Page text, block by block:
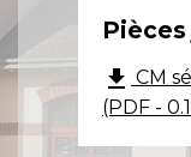
file_download CM
(PDF -